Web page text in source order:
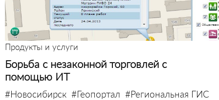
Продукты и услуги
Борьба с незаконной торговлей с
помощью ИТ
#Новосибирск #Геопортал #Региональная ГИС